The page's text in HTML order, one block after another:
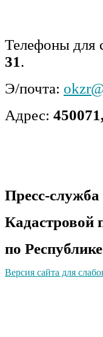
Телефоны для
31.
Э/почта:
Адрес:
Пресс-служба
Кадастровой
по
Версия сайта для